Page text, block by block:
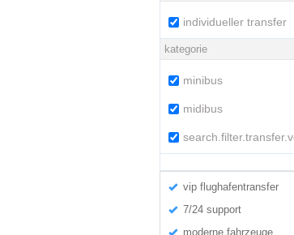
individueller transfer
kategorie
minibus
midibus
vip flughafentransfer
7/24 support
moderne fahrzeuge